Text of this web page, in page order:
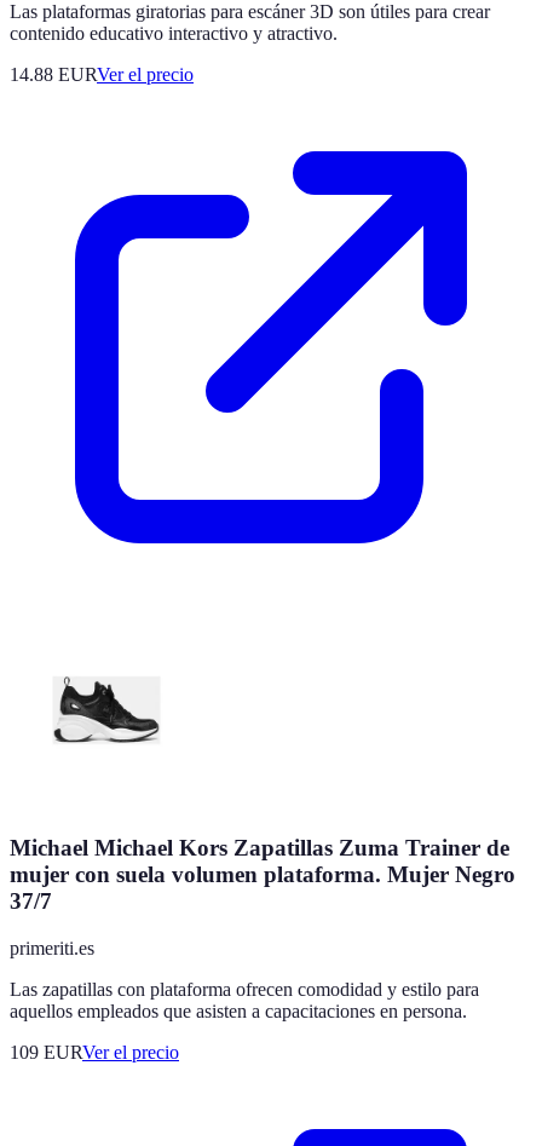
Las plataformas giratorias para escáner 3D son útiles para crear
contenido educativo interactivo y atractivo.
14.88 EURVer el precio
Michael Michael Kors Zapatillas Zuma Trainer de
mujer con suela volumen plataforma. Mujer Negro
37/7
primeriti.es
Las zapatillas con plataforma ofrecen comodidad y estilo para
aquellos empleados que asisten a capacitaciones en persona.
109 EURVer el precio